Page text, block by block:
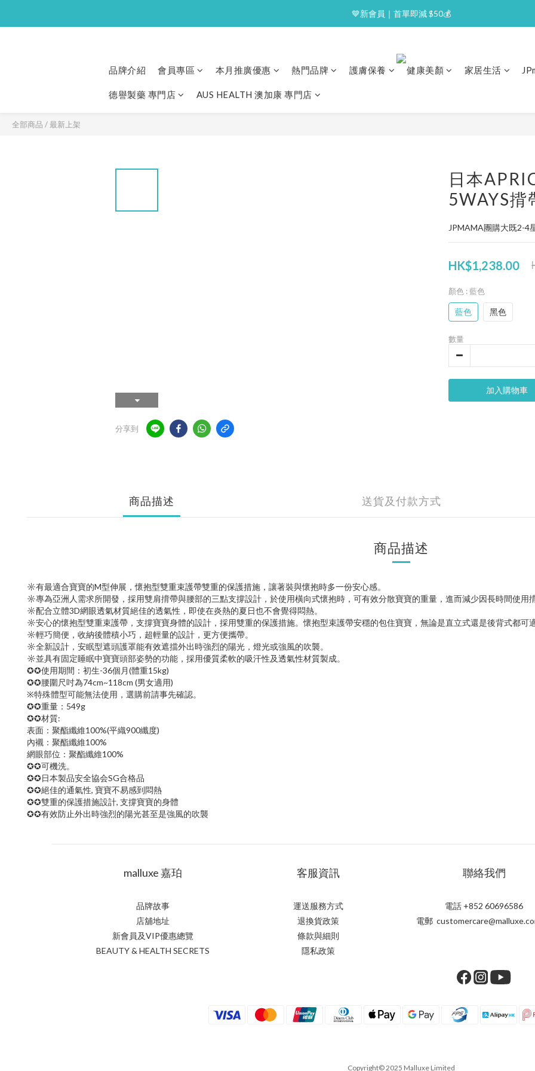
⭐逢星期一malluxe day｜7%購物金回贈
💙新會員｜首單即減 $50💰
品牌介紹 會員專區 本月推廣優惠 熱門品牌 護膚保養 健康美顏 家居生活
德譽製藥 專門店 AUS HEALTH 澳加康 專門店
全部商品 /最新上架
分享到
日本
5WAYS揹
JPMAMA團購大既2-4
HK$1,238.00
顏色 : 藍色
藍色 黑色
數量
加入購物車
商品描述 送貨及付款方式
商品描述
☼有最適合寶寶的M型伸展，懷抱型雙重束護帶雙重的保護措施，讓著裝與懷抱時多一份安心感。
☼專為亞洲人需求所開發，採用雙肩揹帶與腰部的三點支撐設計，於使用橫向式懷抱時，可有效分散寶寶的重量，進而減少因長時間使用
☼配合立體3D網眼透氣材質絕佳的透氣性，即使在炎熱的夏日也不會覺得悶熱。
☼安心的懷抱型雙重束護帶，支撐寶寶身體的設計，採用雙重的保護措施。懷抱型束護帶安穩的包住寶寶，無論是直立式還是後背式都可適
☼輕巧簡便，收納後體積小巧，超輕量的設計，更方便攜帶。
☼全新設計，安眠型遮頭護罩能有效遮擋外出時強烈的陽光，燈光或強風的吹襲。
☼並具有固定睡眠中寶寶頭部姿勢的功能，採用優質柔軟的吸汗性及透氣性材質製成。
✪✪使用期間：初生-36個月(體重15kg)
‍✪✪腰圍尺吋為74cm~118cm (男女適用)
※特殊體型可能無法使用，選購前請事先確認。
‍✪✪重量：549g
‍✪✪材質:
表面：聚酯纖維100%(平織900纖度)
內襯：聚酯纖維100%
網眼部位：聚酯纖維100%
‍✪✪可機洗。
‍✪✪日本製品安全協会SG合格品
✪✪絕佳的通氣性, 寶寶不易感到悶熱
✪✪雙重的保護措施設計, 支撐寶寶的身體
✪✪有效防止外出時強烈的陽光甚至是強風的吹襲
malluxe 嘉珀
品牌故事
店舖地址
新會員及VIP優惠總覽
BEAUTY & HEALTH SECRETS
客服資訊
運送服務方式
退換貨政策
條款與細則
隱私政策
聯絡我們
電話 +852 60696586
電郵
Copyright© 2025 Malluxe Limited